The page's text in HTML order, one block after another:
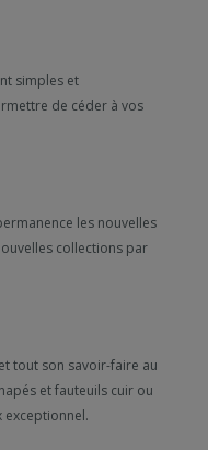
simples et
de céder à vos
les nouvelles
collections par
tout son savoir-faire au
et fauteuils cuir ou